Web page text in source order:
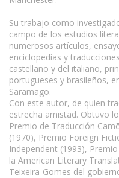
Su trabajo como
campo de los estudios
numerosos artículos,
enciclopedias y
castellano y del italiano,
portugueses y brasileños,
Saramago.
Con este autor, de quien
estrecha amistad. Obtuvo
Premio de Traducción
(1970), Premio Foreign
Independent (1993),
la American Literary
Teixeira-Gomes del